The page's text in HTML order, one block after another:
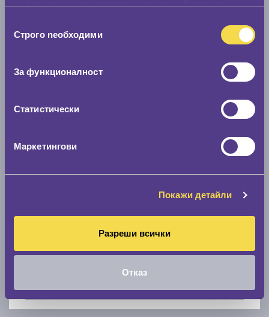
наСтрого nеобходими
За функционалност
Статистически
Маркетингови
Покажи детайли
Разреши всички
Отказ
Скоростомер при 100
Покажи гуми